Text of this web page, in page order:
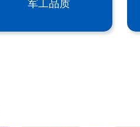
军工品质